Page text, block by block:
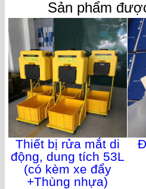
Sản phẩm
Thiết bị rửa mắt di
động, dung tích 53L
(có kèm xe đẩy
+Thùng nhựa)